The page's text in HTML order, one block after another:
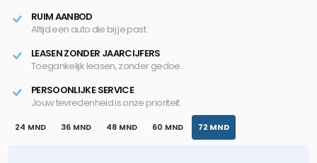
RUIM AANBOD
Altijd een auto die bij je past.
LEASEN ZONDER JAARCIJFERS
Toegankelijk leasen, zonder gedoe.
PERSOONLIJKE SERVICE
Jouw tevredenheid is onze prioriteit.
24 MND 36 MND 48 MND 60 MND 72 MND